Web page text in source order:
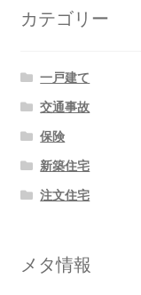
カテゴリー
一戸建て
交通事故
保険
新築住宅
注文住宅
メタ情報